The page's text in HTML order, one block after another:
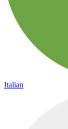
Italian